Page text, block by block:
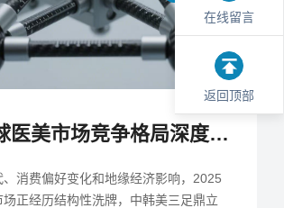
2025全球医美市场竞争格局深度解析：中国品牌的崛起与韩系衰落
、消费偏好变化和地缘经济影响，2025
正经历结构性洗牌，中韩美三足鼎立
在线留言
返回顶部